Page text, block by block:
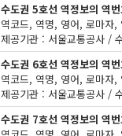
수도권 5호선 역정보의 역
제공기관 : 서울교통공사 /
수도권 6호선 역정보의 역
제공기관 : 서울교통공사 /
수도권 7호선 역정보의 역